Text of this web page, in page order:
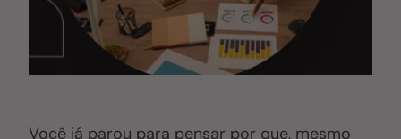
Você já parou para pensar por que, mesmo